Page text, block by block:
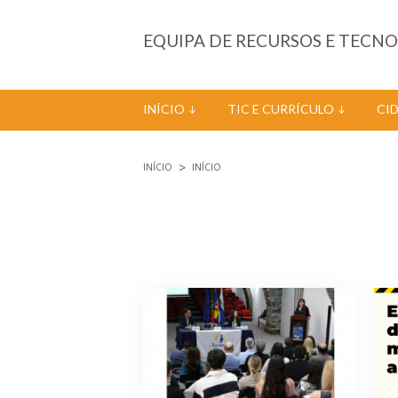
EQUIPA DE RECURSOS E
INÍCIO TIC E CURRÍCULO
INÍCIO INÍCIO
Páginas